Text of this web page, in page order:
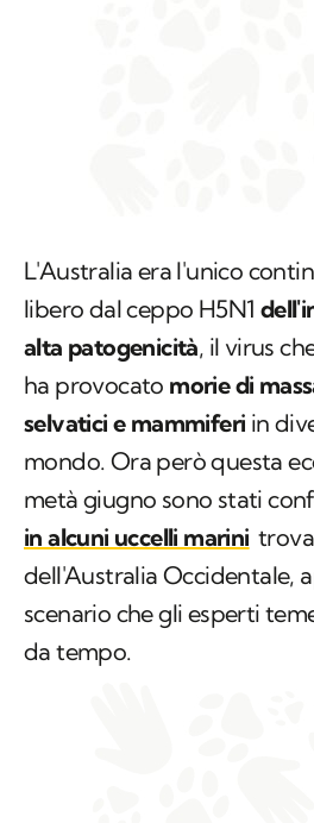
L'Australia era l'unico
libero dal ceppo H5N1
alta patogenicità, il virus
ha provocato morie di
selvatici e mammiferi in
mondo. Ora però questa
metà giugno sono stati
in alcuni uccelli marini
dell'Australia Occidentale,
scenario che gli esperti
da tempo.